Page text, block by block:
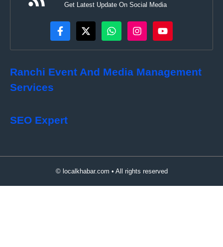
Get Latest Update On Social Media
Ranchi Event And Media Management
Services
SEO Expert
© localkhabar.com • All rights reserved